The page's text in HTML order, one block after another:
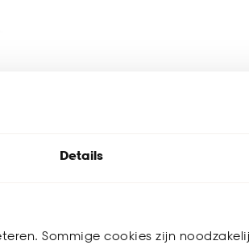
Details
Sommige cookies zijn